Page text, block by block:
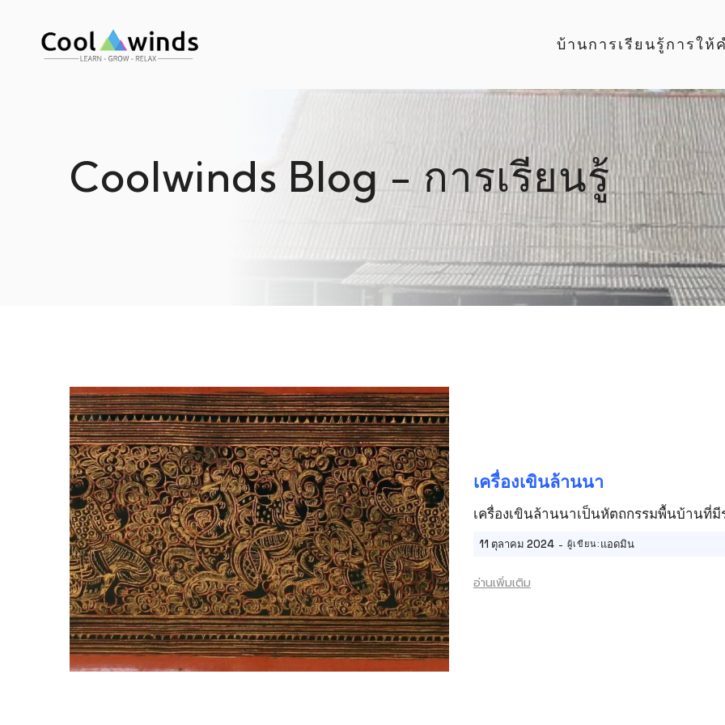
บ้านการเรียนรู้ การให้
Coolwinds Blog - การเรียนรู้
เครื่องเขินล้านนา
เครื่องเขินล้านนาเป็นหัตถกรรมพื้นบ้านที่
11 ตุลาคม 2024 - ผู้เขียน: แอดมิน
อ่านเพิ่มเติม